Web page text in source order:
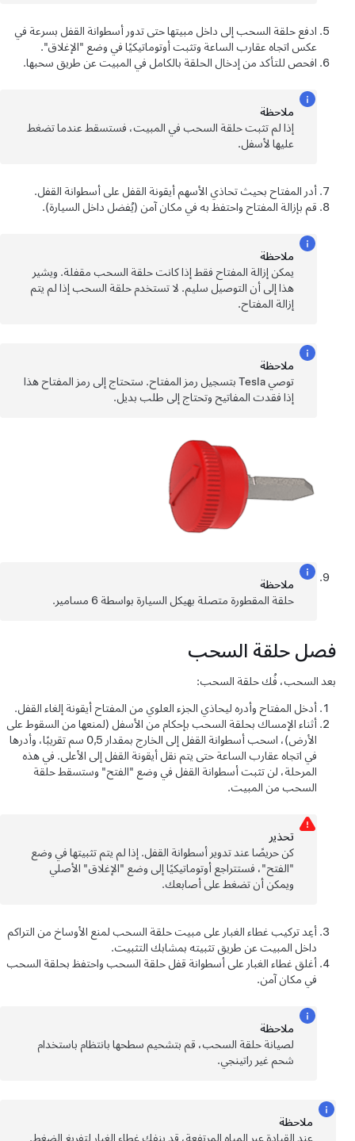
ادفع حلقة السحب إلى داخل مبيتها حتى تدور أسطوانة القفل بسرعة في
عكس اتجاه عقارب الساعة وتثبت أوتوماتيكيًا في وضع "الإغلاق".
افحص للتأكد من إدخال الحلقة بالكامل في المبيت عن طريق سحبها.
ملاحظة
إذا لم تثبت حلقة السحب في المبيت، فستسقط عندما تضغط
عليها لأسفل.
أدر المفتاح بحيث تحاذي الأسهم أيقونة القفل على أسطوانة القفل.
قم بإزالة المفتاح واحتفظ به في مكان آمن (يُفضل داخل السيارة).
ملاحظة
يمكن إزالة المفتاح فقط إذا كانت حلقة السحب مقفلة. ويشير
هذا إلى أن التوصيل سليم. لا تستخدم حلقة السحب إذا لم يتم
إزالة المفتاح.
ملاحظة
توصي Tesla بتسجيل رمز المفتاح. ستحتاج إلى رمز المفتاح هذا
إذا فقدت المفاتيح وتحتاج إلى طلب بديل.
ملاحظة
حلقة المقطورة متصلة بهيكل السيارة بواسطة 6 مسامير.
فصل حلقة السحب
بعد السحب، فُك حلقة السحب:
أدخل المفتاح وأدره ليحاذي الجزء العلوي من المفتاح أيقونة إلغاء القفل.
أثناء الإمساك بحلقة السحب بإحكام من الأسفل (لمنعها من السقوط على
الأرض)، اسحب أسطوانة القفل إلى الخارج بمقدار 0,5 سم تقريبًا، وأدرها
في اتجاه عقارب الساعة حتى يتم نقل أيقونة القفل إلى الأعلى. في هذه
المرحلة، لن تثبت أسطوانة القفل في وضع "الفتح" وستسقط حلقة
السحب من المبيت.
تحذﻳر
كن حريصًا عند تدوير أسطوانة القفل. إذا لم يتم تثبيتها في وضع
"الفتح"، فستتراجع أوتوماتيكيًا إلى وضع "الإغلاق" الأصلي
ويمكن أن تضغط على أصابعك.
أعِد تركيب غطاء الغبار على مبيت حلقة السحب لمنع الأوساخ من التراكم
داخل المبيت عن طريق تثبيته بمشابك التثبيت.
أغلق غطاء الغبار على أسطوانة قفل حلقة السحب واحتفظ بحلقة السحب
في مكان آمن.
ملاحظة
لصيانة حلقة السحب، قم بتشحيم سطحها بانتظام باستخدام
شحم غير راتينجي.
ملاحظة
عند القيادة عبر المياه المرتفعة، قد ينفك غطاء الغبار لتفريغ الضغط.